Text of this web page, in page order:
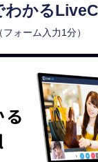
わかる
（フォーム入力1分）